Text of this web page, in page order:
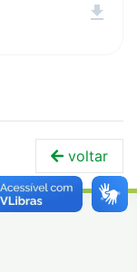
download
voltar